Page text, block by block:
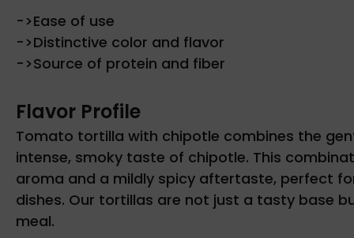
->Ease of use
->Distinctive color and flavor
->Source of protein and fiber
Flavor Profile
Tomato tortilla with chipotle combines the
intense, smoky taste of chipotle. This
aroma and a mildly spicy aftertaste, perfect
dishes. Our tortillas are not just a tasty base
meal.